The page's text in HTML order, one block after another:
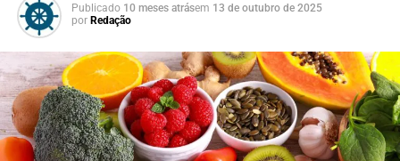
Publicado 10 meses atrásem 13 de outubro de 2025
por Redação